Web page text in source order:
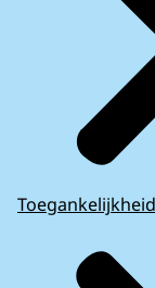
Toegankelijkheid